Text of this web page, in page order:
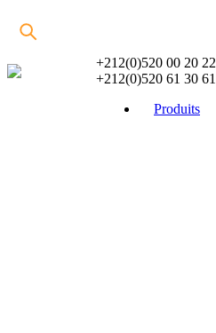
+212(0)520 00 20 22
+212(0)520 61 30 61
Produits